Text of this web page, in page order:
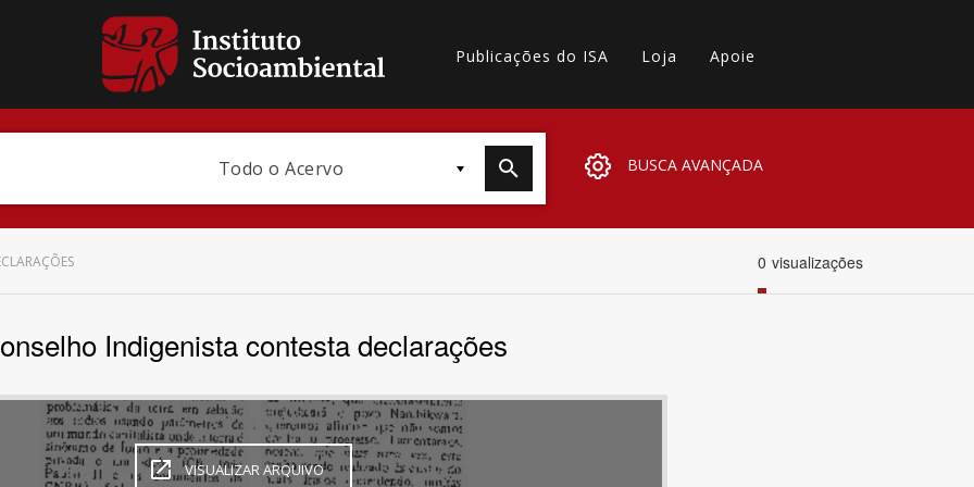
Publicações do ISA Loja Apoie
Todo o Acervo BUSCA AVANÇADA
Subtema
0 visualizações
Indigenista contesta declarações
VISUALIZAR ARQUIVO